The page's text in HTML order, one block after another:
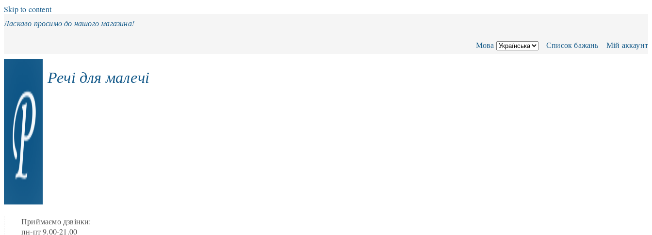
Skip to content
Ласкаво просимо до нашого магазина!
Мова Список бажань Мій аккаунт
Речі для малечі
Приймаємо дзвінки:
пн-пт 9.00-21.00